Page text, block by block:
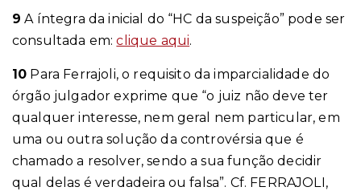
9 A íntegra da inicial do “HC da suspeição” pode ser
consultada em:clique aqui.
10 Para Ferrajoli, o requisito da imparcialidade do
órgão julgador exprime que “o juiz não deve ter
qualquer interesse, nem geral nem particular, em
uma ou outra solução da controvérsia que é
chamado a resolver, sendo a sua função decidir
qual delas é verdadeira ou falsa”. Cf. FERRAJOLI,